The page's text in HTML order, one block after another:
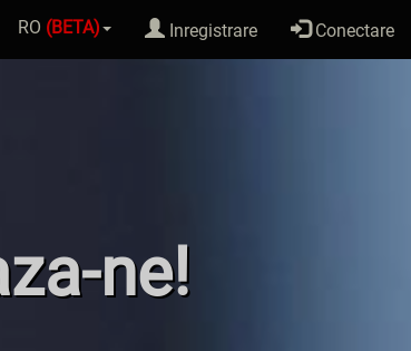
RO (BETA) Inregistrare Conectare
ne!